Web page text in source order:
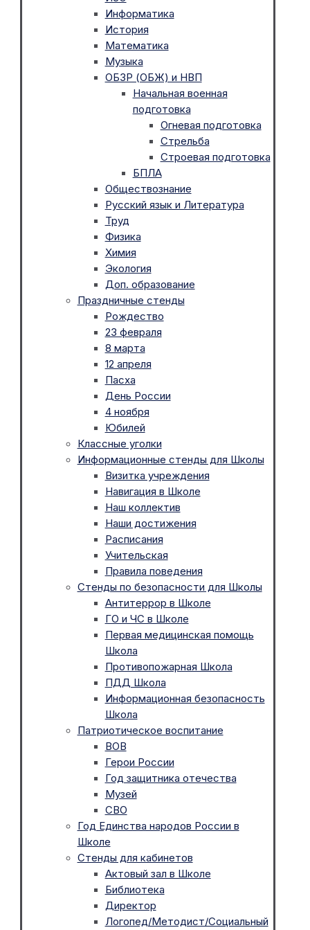
Информатика
История
Математика
Музыка
ОБЗР (ОБЖ) и НВП
Начальная военная
подготовка
Огневая подготовка
Стрельба
Строевая подготовка
БПЛА
Обществознание
Русский язык и Литература
Труд
Физика
Химия
Экология
Доп. образование
Праздничные стенды
Рождество
23 февраля
8 марта
12 апреля
Пасха
День России
4 ноября
Юбилей
Классные уголки
Информационные стенды для Школы
Визитка учреждения
Навигация в Школе
Наш коллектив
Наши достижения
Расписания
Учительская
Правила поведения
Стенды по безопасности для Школы
Антитеррор в Школе
ГО и ЧС в Школе
Первая медицинская помощь
Школа
Противопожарная Школа
ПДД Школа
Информационная безопасность
Школа
Патриотическое воспитание
ВОВ
Герои России
Год защитника отечества
Музей
СВО
Год Единства народов России в
Школе
Стенды для кабинетов
Актовый зал в Школе
Библиотека
Директор
Логопед/Методист/Социальный